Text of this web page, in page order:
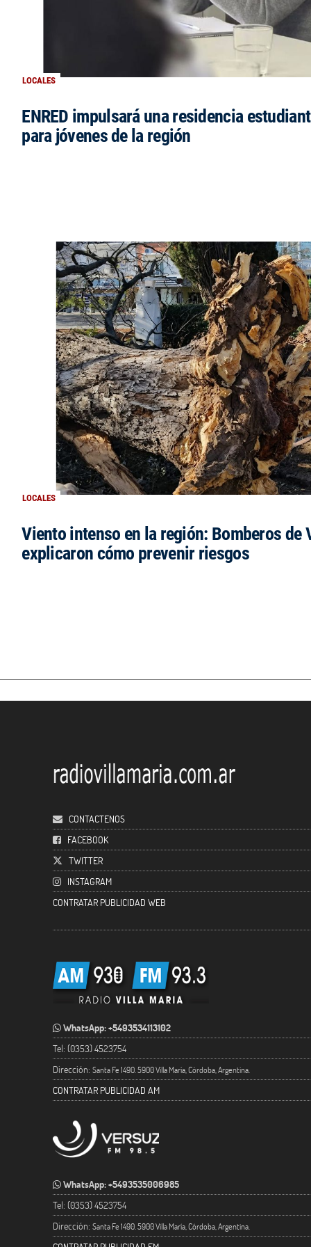
LOCALES
ENRED impulsará una residencia
para jóvenes de la región
LOCALES
Viento intenso en la región: Bomberos de
explicaron cómo prevenir riesgos
CONTACTENOS
FACEBOOK
TWITTER
INSTAGRAM
CONTRATAR PUBLICIDAD WEB
WhatsApp: +5493534113102
Tel: (0353) 4523754
Dirección: Santa Fe 1490. 5900 Villa María, Córdoba, Argentina.
CONTRATAR PUBLICIDAD AM
WhatsApp: +5493535006985
Tel: (0353) 4523754
Dirección: Santa Fe 1490. 5900 Villa María, Córdoba, Argentina.